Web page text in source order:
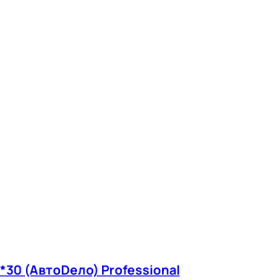
(АвтоDело) Professional